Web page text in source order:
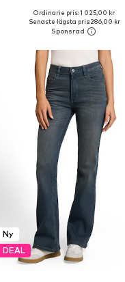
Tillgänglig i många storlekar
Lägg till i varukorgen
Ordinarie pris: 1 025,00 kr
Senaste lägsta pris:286,00 kr
Ny
DEAL